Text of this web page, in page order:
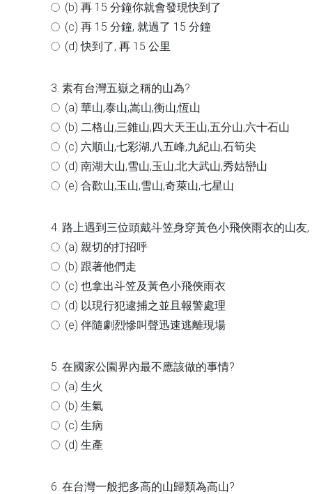
(b) 再 15 分鐘你就會發現快到了
(c) 再 15 分鐘, 就過了 15 分鐘
(d) 快到了, 再 15 公里
3. 素有台灣五嶽之稱的山為?
(a) 華山,泰山,嵩山,衡山,恆山
(b) 二格山,三錐山,四大天王山,五分山,六十石山
(c) 六順山,七彩湖,八五峰,九紀山,石筍尖
(d) 南湖大山,雪山,玉山,北大武山,秀姑巒山
(e) 合歡山,玉山,雪山,奇萊山,七星山
4. 路上遇到三位頭戴斗笠身穿黃色小飛俠雨衣的山友
(a) 親切的打招呼
(b) 跟著他們走
(c) 也拿出斗笠及黃色小飛俠雨衣
(d) 以現行犯逮捕之並且報警處理
(e) 伴隨劇烈慘叫聲迅速逃離現場
5. 在國家公園界內最不應該做的事情?
(a) 生火
(b) 生氣
(c) 生病
(d) 生產
6. 在台灣一般把多高的山歸類為高山?